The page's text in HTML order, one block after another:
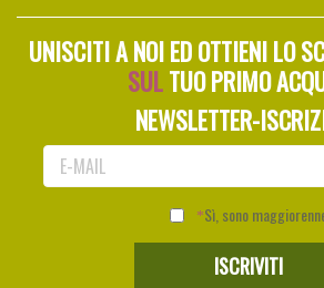
UNISCITI A NOI ED OTTIENI LO
SULTUO PRIMO
NEWSLETTER-
Sì, sono